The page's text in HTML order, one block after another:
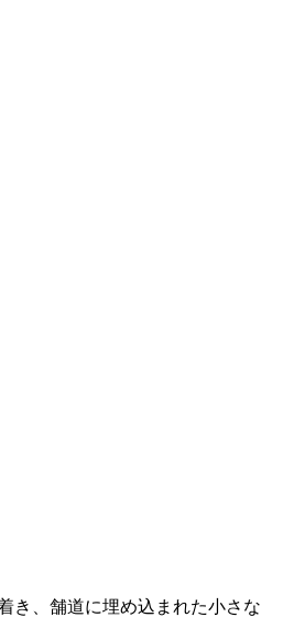
き、舗道に埋め込まれた小さな